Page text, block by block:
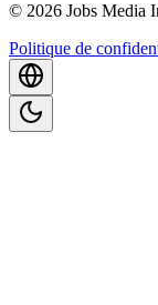
© 2026 Jobs Media
Politique de